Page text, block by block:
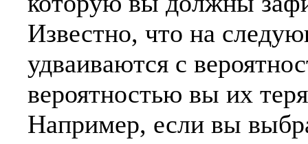
Известно, что на
удваиваются с
вероятностью вы их
Например, если вы